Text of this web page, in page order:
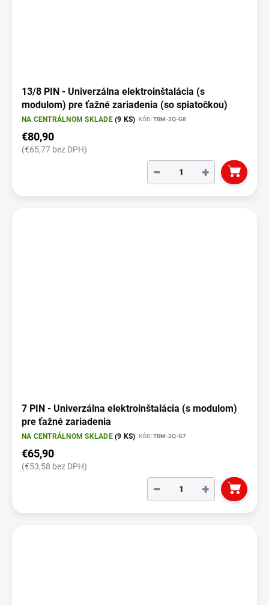
13/8 PIN - Univerzálna elektroinštalácia (s
modulom) pre ťažné zariadenia (so spiatočkou)
NA CENTRÁLNOM SKLADE(9 KS) KÓD:TBM-2Q-G8
€80,90
(€65,77 bez DPH)
+
−
7 PIN - Univerzálna elektroinštalácia (s modulom)
pre ťažné zariadenia
NA CENTRÁLNOM SKLADE(9 KS) KÓD:TBM-2Q-G7
€65,90
(€53,58 bez DPH)
+
−